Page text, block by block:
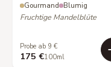
Gourmand Blumig
Fruchtige Mandelblüte
Probe ab 9 €
175 €100ml